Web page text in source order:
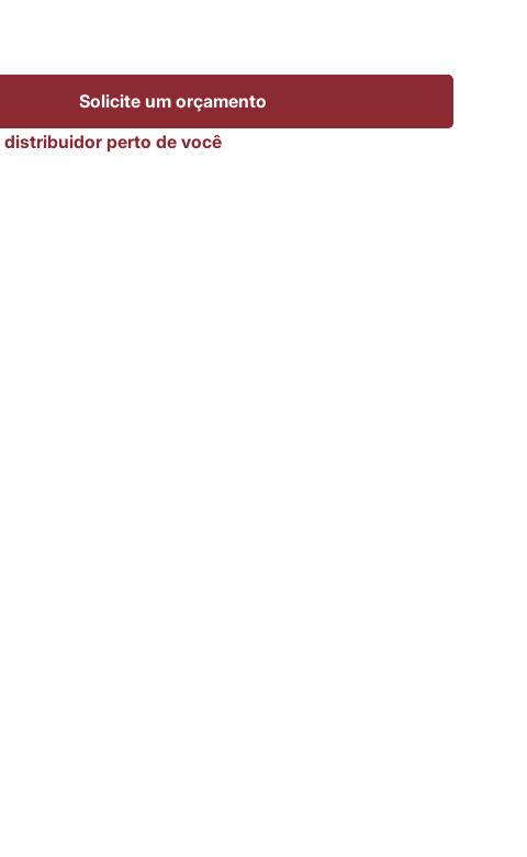
Solicite um orçamento
distribuidor perto de você